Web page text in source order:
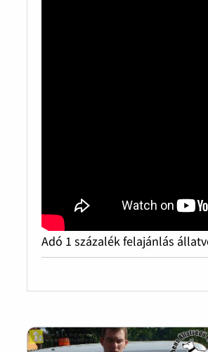
Adó 1 százalék felajánlás